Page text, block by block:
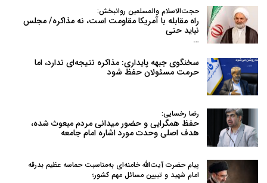
حجت‌الاسلام والمسلمین روانبخش:
راه مقابله با آمریکا مقاومت است، نه مذاکره/ مجلس
نباید حتی
…
سخنگوی جبهه پایداری: مذاکره نتیجه‌ای ندارد، اما
حرمت مسئولان حفظ شود
رضا رخسایی:
حفظ همگرایی و حضور میدانی مردم مبعوث شده،
هدف اصلی وحدت مورد اشاره امام جامعه
پیام حضرت آیت‌الله خامنه‌ای به‌مناسبت حماسه عظیم بدرقه
امام شهید و تبیین مسائل مهم کشور؛